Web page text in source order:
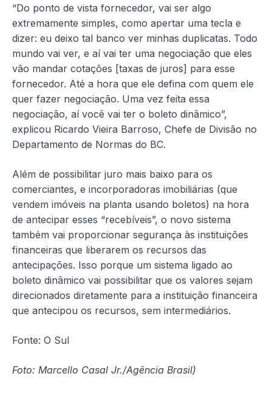
“Do ponto de vista fornecedor, vai ser algo
extremamente simples, como apertar uma tecla e
dizer: eu deixo tal banco ver minhas duplicatas. Todo
mundo vai ver, e aí vai ter uma negociação que eles
vão mandar cotações [taxas de juros] para esse
fornecedor. Até a hora que ele defina com quem ele
quer fazer negociação. Uma vez feita essa
negociação, aí você vai ter o boleto dinâmico”,
explicou Ricardo Vieira Barroso, Chefe de Divisão no
Departamento de Normas do BC.
Além de possibilitar juro mais baixo para os
comerciantes, e incorporadoras imobiliárias (que
vendem imóveis na planta usando boletos) na hora
de antecipar esses “recebíveis”, o novo sistema
também vai proporcionar segurança às instituições
financeiras que liberarem os recursos das
antecipações. Isso porque um sistema ligado ao
boleto dinâmico vai possibilitar que os valores sejam
direcionados diretamente para a instituição financeira
que antecipou os recursos, sem intermediários.
Fonte: O Sul
Foto: Marcello Casal Jr./Agência Brasil)